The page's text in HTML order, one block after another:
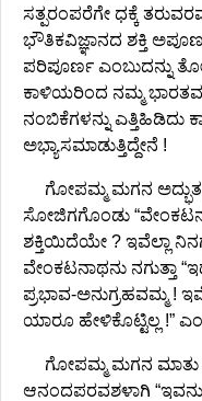
ಸತ್ಪರಂಪರೆಗೇ ಧಕ್ಕೆ
ಭೌತಿಕವಿಜ್ಞಾನದ ಶಕ್ತಿ
ಪರಿಪೂರ್ಣ ಎಂಬುದನ್ನು
ಕಾಳಿಯರಿಂದ ನಮ್ಮ
ನಂಬಿಕೆಗಳನ್ನು ಎತ್ತಿಹಿಡಿದು
ಅಭ್ಯಾಸಮಾಡುತ್ತಿದ್ದೇನೆ !
ಗೋಪಮ್ಮ ಮಗನ ಅದ್ಭುತ
ಸೋಜಿಗಗೊಂಡು
ಶಕ್ತಿಯಿದೆಯೇ ? ಇವೆಲ್ಲಾ
ವೇಂಕಟನಾಥನು ನಗುತ್ತಾ
ಪ್ರಭಾವ-ಅನುಗ್ರಹವಮ್ಮ !
ಯಾರೂ ಹೇಳಿಕೊಟ್ಟಿಲ್ಲ !”
ಗೋಪಮ್ಮ ಮಗನ ಮಾತು
ಆನಂದಪರವಶಳಾಗಿ “ಇವನು